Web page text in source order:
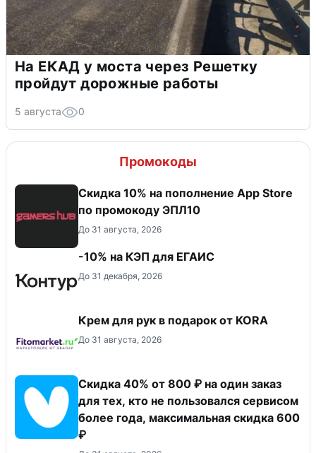
На ЕКАД у моста через Решетку
пройдут дорожные работы
5 августа 0
Промокоды
Скидка 10% на пополнение App Store
по промокоду ЭПЛ10
До 31 августа, 2026
-10% на КЭП для ЕГАИС
До 31 декабря, 2026
Крем для рук в подарок от KORA
До 31 августа, 2026
Скидка 40% от 800 ₽ на один заказ
для тех, кто не пользовался сервисом
более года, максимальная скидка 600
₽